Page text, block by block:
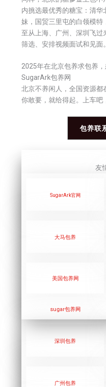
内挑选最优秀的糖宝：清
妹，国贸三里屯的白领模
至从上海、广州、深圳飞
筛选、安排视频面试和见面。
2025年在北京包养求包养
SugarArk包养网
北京不养闲人，全国资源都
你敢要，就给得起。上车吧
包养联
友
SugarArk官网
大马包养
美国包养网
sugar包养网
深圳包养
广州包养